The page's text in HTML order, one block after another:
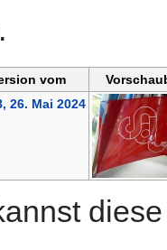
vom
26. Mai 2024